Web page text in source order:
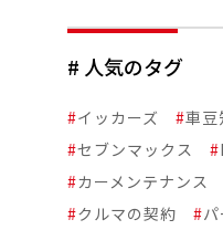
# 人気のタグ
#イッカーズ #車豆
#セブンマックス #
#カーメンテナンス
#クルマの契約 #